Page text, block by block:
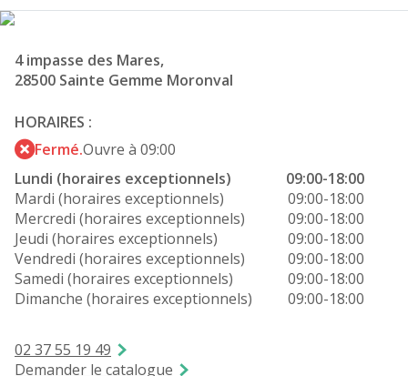
4 impasse des Mares,
28500 Sainte Gemme Moronval
HORAIRES :
Fermé.Ouvre à 09:00
Lundi (horaires exceptionnels)
09:00-18:00
Mardi (horaires exceptionnels)
09:00-18:00
Mercredi (horaires exceptionnels)
09:00-18:00
Jeudi (horaires exceptionnels)
09:00-18:00
Vendredi (horaires exceptionnels)
09:00-18:00
Samedi (horaires exceptionnels)
09:00-18:00
Dimanche (horaires exceptionnels)
09:00-18:00
02 37 55 19 49
Demander le catalogue